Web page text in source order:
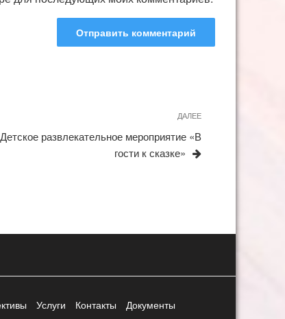
ДАЛЕЕ
Детское развлекательное мероприятие «В
гости к сказке»
Услуги Контакты Документы